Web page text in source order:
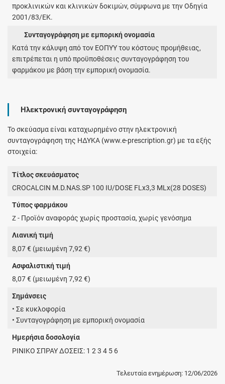
προκλινικών και κλινικών δοκιμών, σύμφωνα με την Οδηγία
2001/83/ΕΚ.
Συνταγογράφηση με εμπορική ονομασία
Κατά την κάλυψη από τον ΕΟΠΥΥ του κόστους προμήθειας,
επιτρέπεται η υπό προϋποθέσεις συνταγογράφηση του
φαρμάκου με βάση την εμπορική ονομασία.
Ηλεκτρονική συνταγογράφηση
Το σκεύασμα είναι καταχωρημένο στην ηλεκτρονική
συνταγογράφηση της ΗΔΥΚΑ (www.e-prescription.gr) με τα εξής
στοιχεία:
Τίτλος σκευάσματος
CROCALCIN M.D.NAS.SP 100 IU/DOSE FLx3,3 MLx(28 DOSES)
Τύπος φαρμάκου
Z - Προϊόν αναφοράς χωρίς προστασία, χωρίς γενόσημα
Λιανική τιμή
8,07 € (μειωμένη 7,92 €)
Ασφαλιστική τιμή
8,07 € (μειωμένη 7,92 €)
Σημάνσεις
• Σε κυκλοφορία
• Συνταγογράφηση με εμπορική ονομασία
Ημερήσια δοσολογία
ΡΙΝΙΚΟ ΣΠΡΑΥ ΔΟΣΕΙΣ: 1 2 3 4 5 6
Τελευταία ενημέρωση: 12/06/2026